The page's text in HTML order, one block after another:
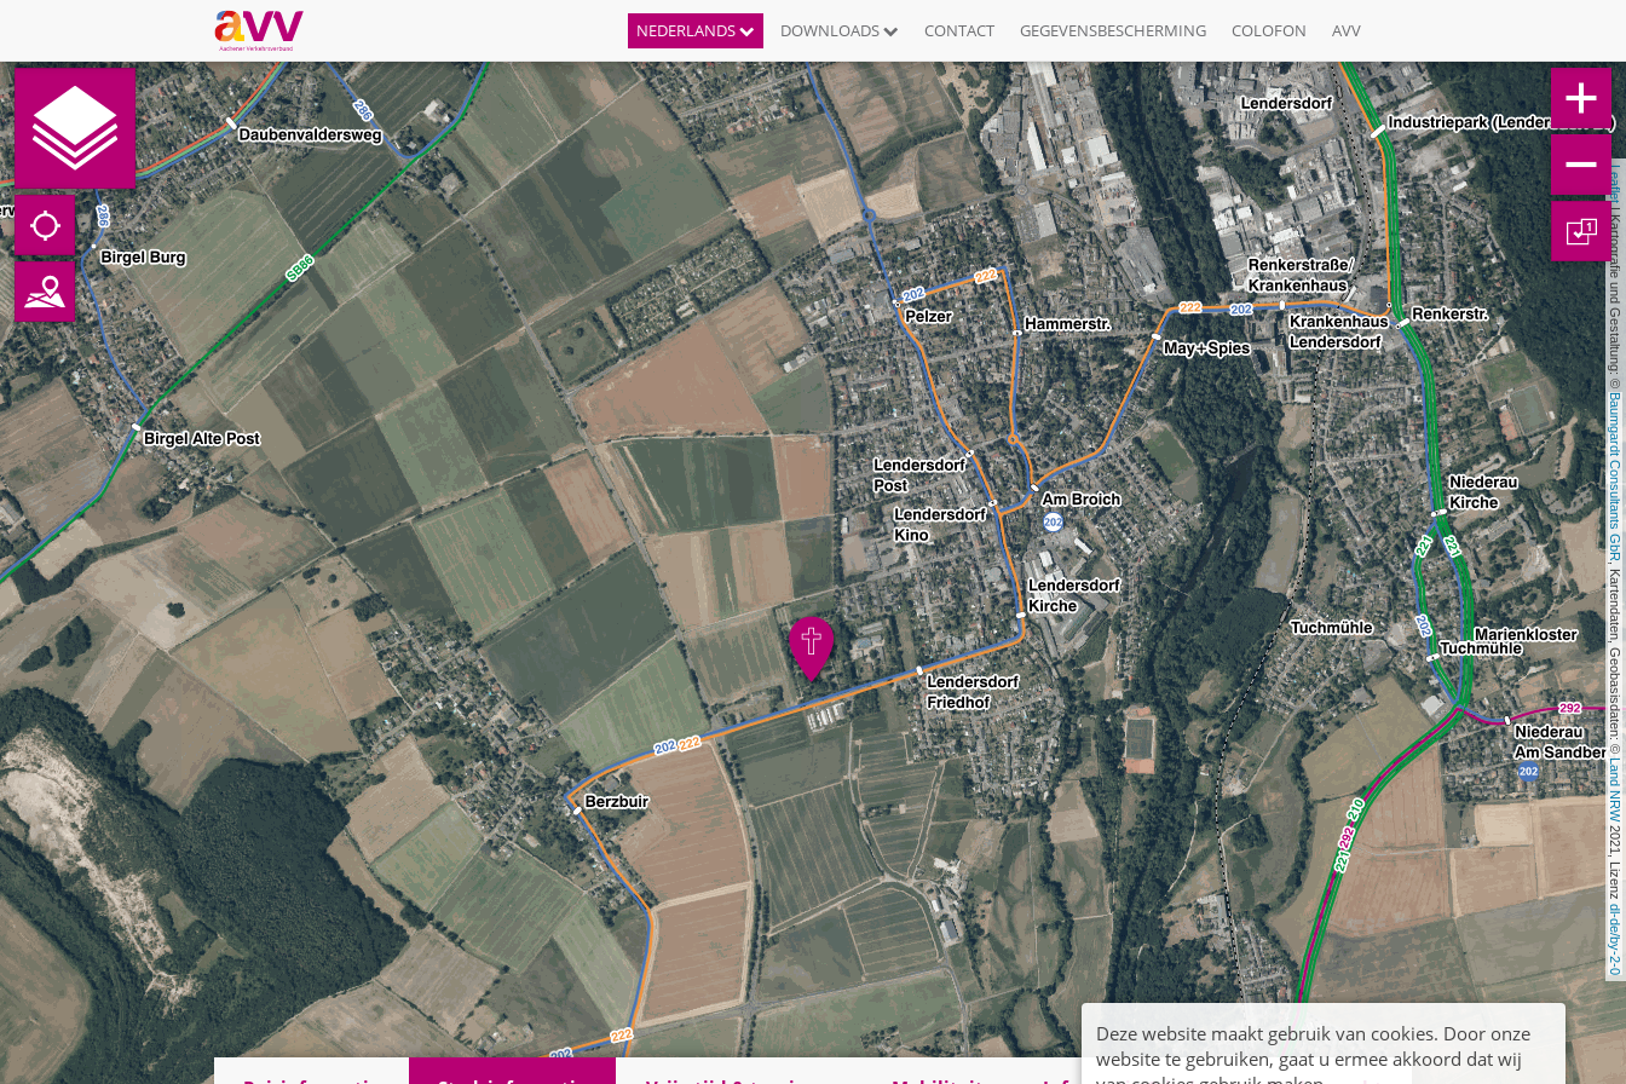
NEDERLANDS DOWNLOADS CONTACT GEGEVENSBESCHERMING COLOFON AVV
Leaflet
| Kartografie und Gestaltung: ©
Baumgardt Consultants GbR
, Kartendaten, Geobasisdaten: ©
Land NRW
2021, Lizenz
dl-de/by-2-0
1
Deze website maakt gebruik van cookies. Door onze
website te gebruiken, gaat u ermee akkoord dat wij